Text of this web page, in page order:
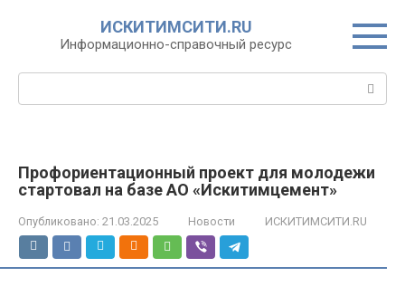
ИСКИТИМСИТИ.RU
Информационно-справочный ресурс
Профориентационный проект для молодежи
стартовал на базе АО «Искитимцемент»
Опубликовано: 21.03.2025 Новости ИСКИТИМСИТИ.RU